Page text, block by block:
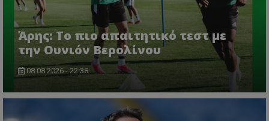
Άρης: Το πιο απαιτητικό τεστ με
την Ουνιόν Βερολίνου
08.08.2026 - 22:38